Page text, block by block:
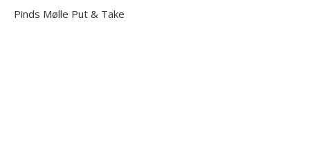
Pinds Mølle Put & Take